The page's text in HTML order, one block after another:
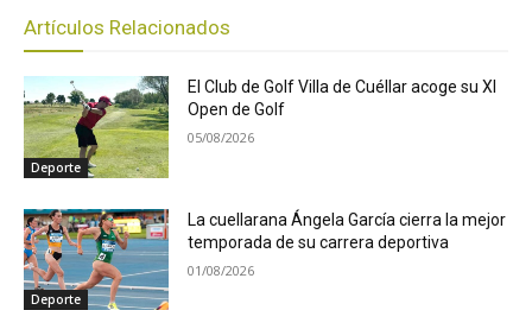
Artículos Relacionados
Deporte
El Club de Golf Villa de Cuéllar acoge su XI
Open de Golf
05/08/2026
Deporte
La cuellarana Ángela García cierra la mejor
temporada de su carrera deportiva
01/08/2026